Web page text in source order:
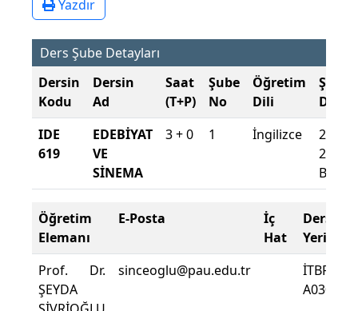
Yazdır
Ders Şube Detayları
Dersin
Kodu
Dersin
Ad
Saat
(T+P)
Şube
No
Öğretim
Dili
Şube
IDE
619
EDEBİYAT
VE
SİNEMA
3 + 0 1 İngilizce
2015-
2016
Bahar
Öğretim
Elemanı
E-Posta
İç
Hat
Ders
Yeri
Prof. Dr.
ŞEYDA
sinceoglu@pau.edu.tr
İTBF
A0304